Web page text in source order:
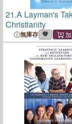
21.A Layman's
Christianity
無庫存